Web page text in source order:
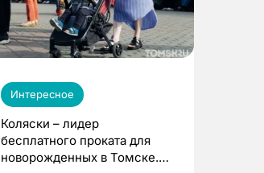
Интересное
Коляски – лидер
бесплатного проката для
новорожденных в Томске.